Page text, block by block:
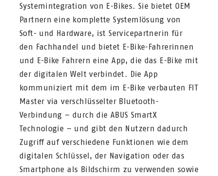
Systemintegration von E-Bikes. Sie bietet OEM
Partnern eine komplette Systemlösung von
Soft- und Hardware, ist Servicepartnerin für
den Fachhandel und bietet E-Bike-Fahrerinnen
und E-Bike Fahrern eine App, die das E-Bike mit
der digitalen Welt verbindet. Die App
kommuniziert mit dem im E-Bike verbauten FIT
Master via verschlüsselter Bluetooth-
Verbindung – durch die ABUS SmartX
Technologie – und gibt den Nutzern dadurch
Zugriff auf verschiedene Funktionen wie dem
digitalen Schlüssel, der Navigation oder das
Smartphone als Bildschirm zu verwenden sowie